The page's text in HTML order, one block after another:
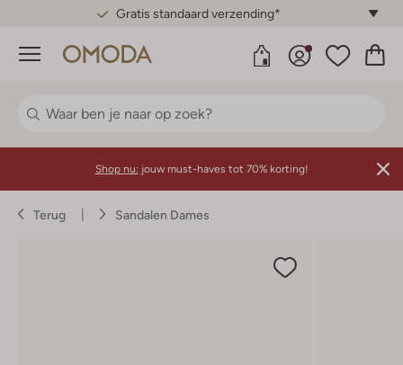
Gratis standaard verzending*
Menu
Shop nu: jouw must-haves tot 70% korting!
Terug Sandalen Dames